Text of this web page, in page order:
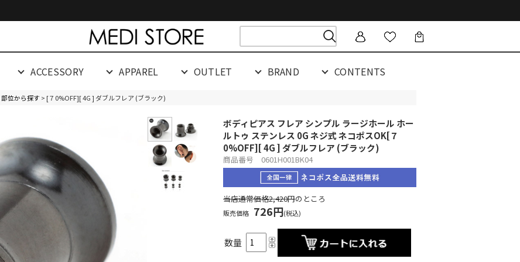
ACCESSORY APPAREL OUTLET BRAND CONTENTS
部位から探す > [７0%OFF][ 4G ] ダブルフレア (ブラック)
ボディピアス フレア シンプル ラージホール ホー
ルトゥ ステンレス 0G ネジ式 ネコポスOK[７
0%OFF][ 4G ] ダブルフレア (ブラック)
商品番号 0601H001BK04
当店通常価格2,420円のところ
販売価格 726円(税込)
数量